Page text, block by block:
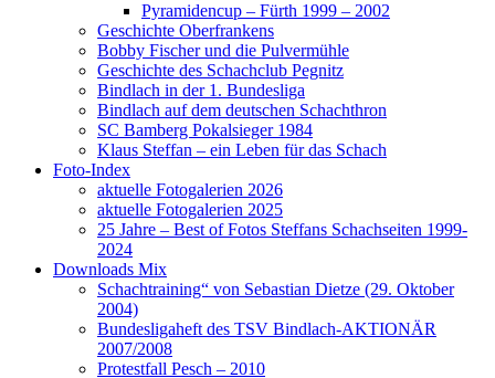
Pyramidencup – Fürth 1999 – 2002
Geschichte Oberfrankens
Bobby Fischer und die Pulvermühle
Geschichte des Schachclub Pegnitz
Bindlach in der 1. Bundesliga
Bindlach auf dem deutschen Schachthron
SC Bamberg Pokalsieger 1984
Klaus Steffan – ein Leben für das Schach
Foto-Index
aktuelle Fotogalerien 2026
aktuelle Fotogalerien 2025
25 Jahre – Best of Fotos Steffans Schachseiten 1999-
2024
Downloads Mix
Schachtraining“ von Sebastian Dietze (29. Oktober
2004)
Bundesligaheft des TSV Bindlach-AKTIONÄR
2007/2008
Protestfall Pesch – 2010